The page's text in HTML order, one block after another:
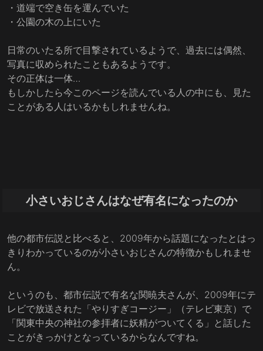
・道端で空き缶を運んでいた
・公園の木の上にいた
日常のいたる所で目撃されているようで、過去には偶然、
写真に収められたこともあるようです。
その正体は一体…
もしかしたら今このページを読んでいる人の中にも、見た
ことがある人はいるかもしれませんね。
小さいおじさんはなぜ有名になったのか
他の都市伝説と比べると、2009年から話題になったとはっ
きりわかっているのが小さいおじさんの特徴かもしれませ
ん。
というのも、都市伝説で有名な関暁夫さんが、2009年にテ
レビで放送された「やりすぎコージー」（テレビ東京）で
「関東中央の神社の参拝者に妖精がついてくる」と話した
ことがきっかけとなっているからなんですね。